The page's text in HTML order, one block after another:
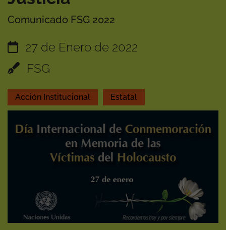
Comunicado FSG 2022
27 de Enero de 2022
FSG
Acción Institucional Estatal